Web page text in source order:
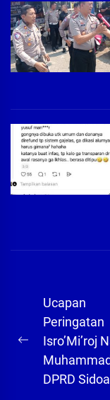
Navigasi
pos
Previous
post:
Ucapan
Peringatan
Isro’Mi’roj
DPRD